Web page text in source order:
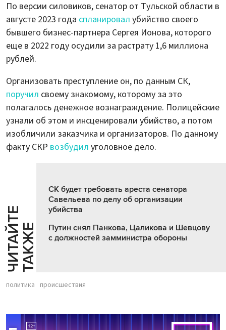
По версии силовиков, сенатор от Тульской области в
августе 2023 года спланировал убийство своего
бывшего бизнес-партнера Сергея Ионова, которого
еще в 2022 году осудили за растрату 1,6 миллиона
рублей.
Организовать преступление он, по данным СК,
поручил своему знакомому, которому за это
полагалось денежное вознаграждение. Полицейские
узнали об этом и инсценировали убийство, а потом
изобличили заказчика и организаторов. По данному
факту СКР возбудил уголовное дело.
Ч
И
Т
АЙ
Т
Е
Т
А
К
ЖЕ
СК будет требовать ареста сенатора
Савельева по делу об организации
убийства
Путин снял Панкова, Цаликова и Шевцову
с должностей замминистра обороны
политика происшествия